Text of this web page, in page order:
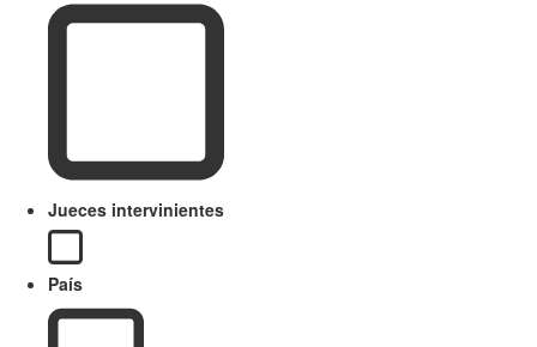
Jueces intervinientes
País